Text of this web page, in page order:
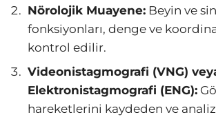
Nörolojik Muayene: Beyin ve
fonksiyonları, denge ve
kontrol edilir.
Videonistagmografi (VNG)
Elektronistagmografi (ENG):
hareketlerini kaydeden ve